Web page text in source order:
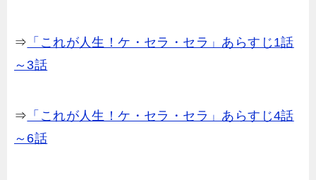
⇒ 「これが人生！ケ・セラ・セラ」あらすじ1話
～3話
⇒ 「これが人生！ケ・セラ・セラ」あらすじ4話
～6話